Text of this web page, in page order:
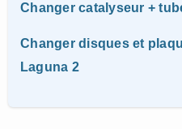
Changer catalyseur +
Changer disques et
Laguna 2